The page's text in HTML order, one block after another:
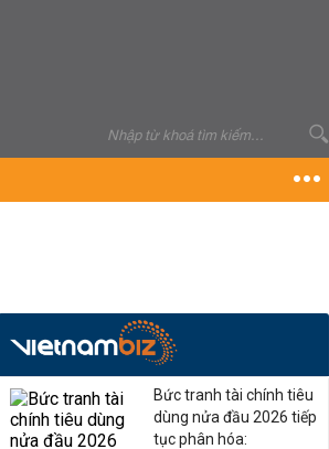
Bức tranh tài chính tiêu
dùng nửa đầu 2026 tiếp
tục phân hóa: